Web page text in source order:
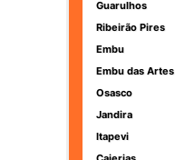
Guarulhos
Ribeirão Pires
Embu
Embu das Artes
Osasco
Jandira
Itapevi